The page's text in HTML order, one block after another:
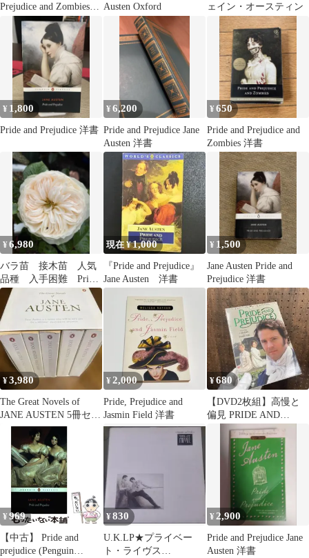
Prejudice and Zombies
(Pride and Prej． and
Zombies) / Jane Austen
Seth Grahame－Smith /
Quirk Books
Austen Oxford
ェイン・オースティン
¥ 1,800
Pride and Prejudice 洋書
¥6,200
Pride and Prejudice Jane
Austen 洋書
¥650
Pride and Prejudice and
Zombies 洋書
¥6,980
バラ苗 接木苗 人気
品種 入手困難 Pride
and Prejudice
現在 ¥1,000
『Pride and Prejudice』
Jane Austen 洋書
¥ 1,500
Jane Austen Pride and
Prejudice 洋書
¥3,980
The Great Novels of
JANE AUSTEN 5冊セッ
¥2,000
Pride, Prejudice and
Jasmin Field 洋書
¥680
【DVD2枚組】高慢と
偏見 PRIDE AND
PREJUDICE【海外版】
¥ 969
【中古】 Pride and
prejudice (Penguin
¥830
U.K.LP★プライベー
ト・ライヴス
¥ 2,900
Pride and Prejudice Jane
Austen 洋書